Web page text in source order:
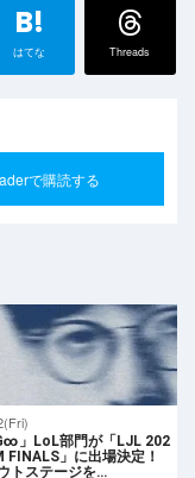
B!
はてな Threads
で購読する
」LoL部門が「LJL 202
FINALS」に出場決定！
トステージを…